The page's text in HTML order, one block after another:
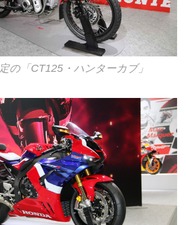
の「CT125・ハンターカブ」